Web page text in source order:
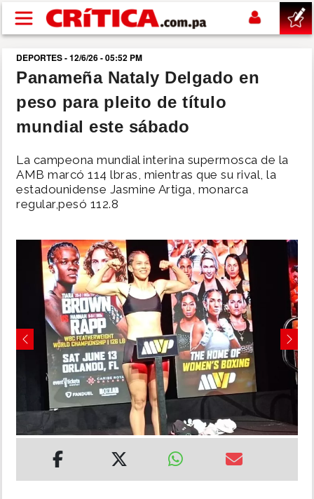
Pasar al contenido principal
buscar
SUCESOS
POLÍTICA
DEPORTES
MUNDO
INSÓLITAS
MULTIMEDIA
IMPRESO
DEPORTES - 12/6/26 - 05:52 PM
Panameña Nataly Delgado en
peso para pleito de título
mundial este sábado
La campeona mundial interina supermosca de la
AMB marcó 114 lbras, mientras que su rival, la
estadounidense Jasmine Artiga, monarca
regular,pesó 112.8
Previous Next